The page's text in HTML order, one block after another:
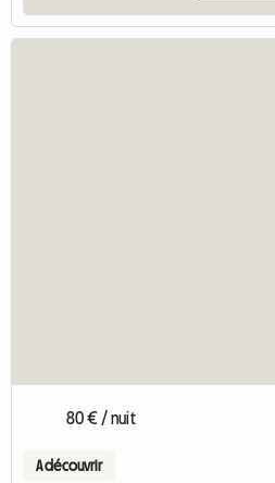
80 € / nuit
A découvrir